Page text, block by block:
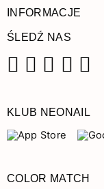
INFORMACJE
ŚLEDŹ NAS
KLUB NEONAIL
COLOR MATCH